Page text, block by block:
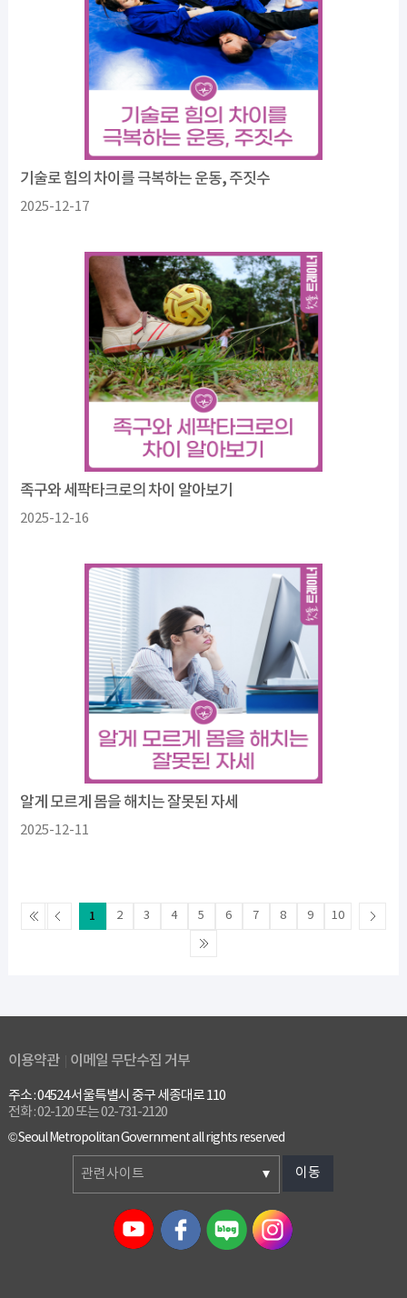
기술로 힘의 차이를 극복하는 운동, 주짓수
2025-12-17
족구와 세팍타크로의 차이 알아보기
2025-12-16
알게 모르게 몸을 해치는 잘못된 자세
2025-12-11
1 2 3 4 5 6 7 8 9 10
이용약관 이메일 무단수집 거부
주소 : 04524 서울특별시 중구 세종대로 110
전화 : 02-120 또는 02-731-2120
© Seoul Metropolitan Government all rights reserved
관련사이트 이동